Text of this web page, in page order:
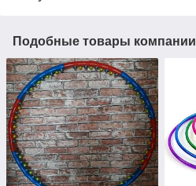
Подобные товары компании